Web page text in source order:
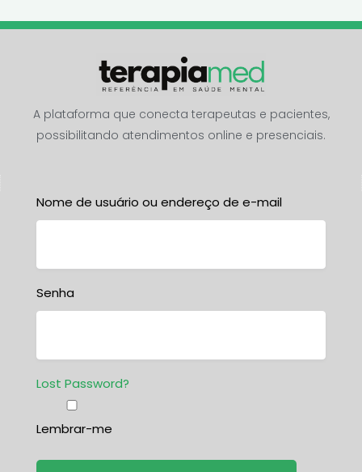
A plataforma que conecta terapeutas e pacientes,
possibilitando atendimentos online e presenciais.
Nome de usuário ou endereço de e-mail
Senha
Lost Password?
Lembrar-me